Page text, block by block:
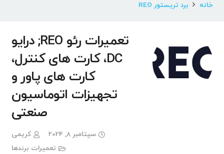
خانه برد تریستور REO
تعمیرات رئو REO; درایو
DC، کارت های کنترل،
کارت های پاور و
تجهیزات اتوماسیون
صنعتی
سپتامبر 8, 2024
کریمی
تعمیرات برندها